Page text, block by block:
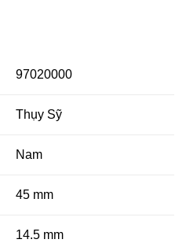
97020000
Thụy Sỹ
Nam
45 mm
14.5 mm